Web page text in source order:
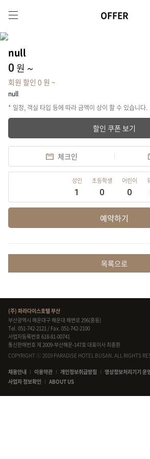
OFFER
null
0 원 ~
회원 할인 0 원 ~
null
* 일정, 객실 타입 등에 따라 금액이 상이 할 수 있습니다.
할인 쿠폰 보기
체크인
/
체크아웃
체크인
성인
1
초등학생
0
어린이
0
예약하기
목록으로
(주) 파라다이스호텔 부산
부산광역시 해운대구 해운대 해변로 296(중동)
Tel. 051-742-2121 / Fax. 051-742-2100
사업자등록번호 618-81-00741
통신판매번호 제 2009-부산해운-147호 대표이사 최종환
COPYRIGHT ⓒ 2019 PARADISE HOTEL BUSAN. ALL RIGHTS
채용안내 이용약관 개인정보취급방침
영상정보처리기기 운
사업자 정보확인
ABOUT US